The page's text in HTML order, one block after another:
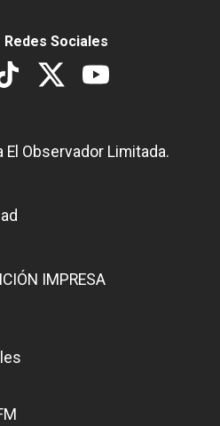
Sociales
Observador Limitada.
IMPRESA